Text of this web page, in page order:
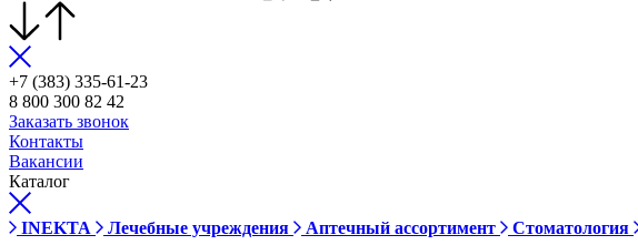
+7 (383) 335-61-23
8 800 300 82 42
Заказать звонок
Контакты
Вакансии
Каталог
INEKTA Лечебные учреждения Аптечный ассортимент Стоматология